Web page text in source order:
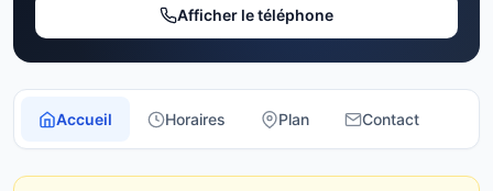
Afficher le téléphone
Accueil Horaires Plan Contact